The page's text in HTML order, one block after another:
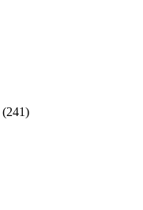
(241)